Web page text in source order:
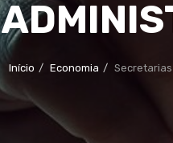
Início Economia